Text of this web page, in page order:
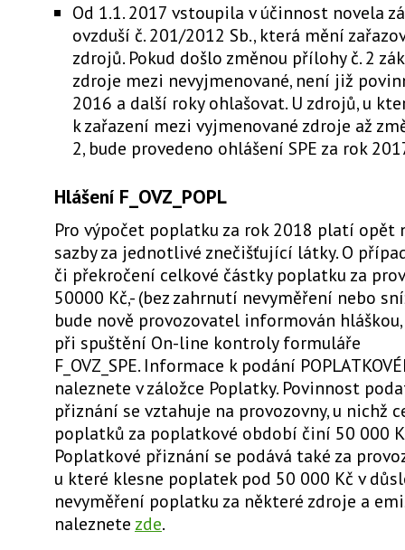
Od 1.1. 2017 vstoupila v účinnost novela
ovzduší č. 201/2012 Sb., která mění
zdrojů. Pokud došlo změnou přílohy č. 2
zdroje mezi nevyjmenované, není již
2016 a další roky ohlašovat. U zdrojů, u
k zařazení mezi vyjmenované zdroje až
2, bude provedeno ohlášení SPE za rok
Hlášení F_OVZ_POPL
Pro výpočet poplatku za rok 2018 platí opět
sazby za jednotlivé znečišťující látky. O
či překročení celkové částky poplatku za
50000 Kč,- (bez zahrnutí nevyměření nebo
bude nově provozovatel informován
při spuštění On-line kontroly formuláře
F_OVZ_SPE. Informace k podání
naleznete v záložce Poplatky. Povinnost
přiznání se vztahuje na provozovny, u nichž
poplatků za poplatkové období činí 50 000
Poplatkové přiznání se podává také za
u které klesne poplatek pod 50 000 Kč v
nevyměření poplatku za některé zdroje a
naleznete zde.